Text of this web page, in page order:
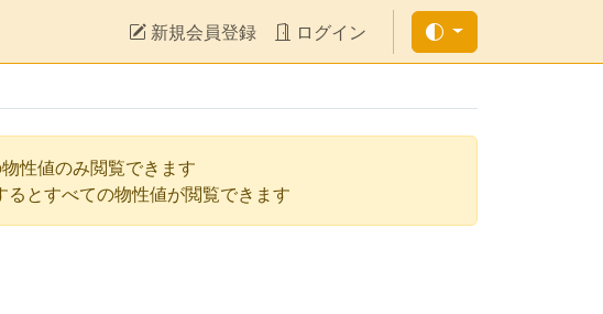
新規会員登録 ログイン
性値のみ閲覧できます
とすべての物性値が閲覧できます